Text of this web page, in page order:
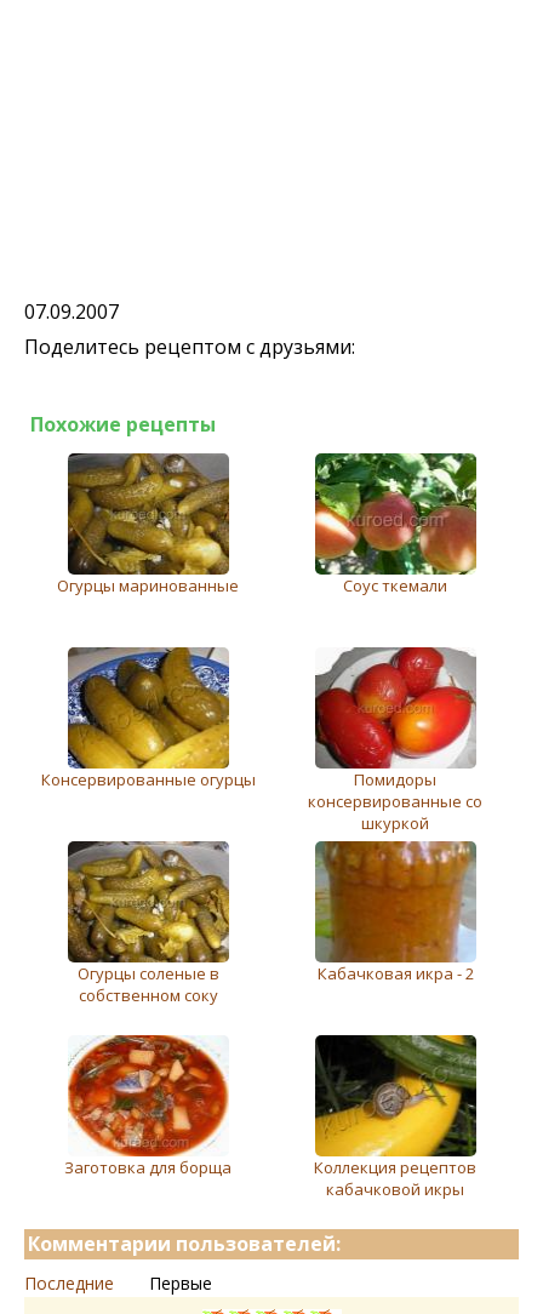
07.09.2007
Поделитесь рецептом с друзьями:
Похожие рецепты
Огурцы маринованные Соус ткемали
Консервированные огурцы
Помидоры
консервированные со
шкуркой
Огурцы соленые в
собственном соку
Кабачковая икра - 2
Заготовка для борща
Коллекция рецептов
кабачковой икры
Комментарии пользователей:
Последние Первые